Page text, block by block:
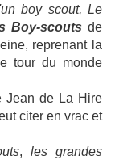
boy scout, Le
Boy-scouts de
reprenant la
tour du monde
Jean de La Hire
citer en vrac et
, les grandes